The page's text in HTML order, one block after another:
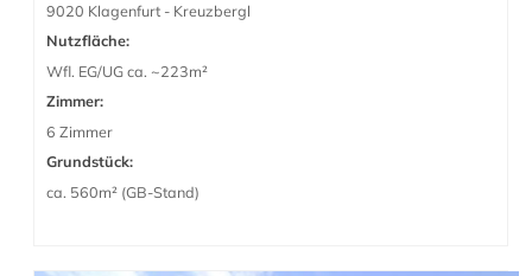
9020 Klagenfurt - Kreuzbergl
Nutzfläche:
Wfl. EG/UG ca. ~223m²
Zimmer:
6 Zimmer
Grundstück:
ca. 560m² (GB-Stand)